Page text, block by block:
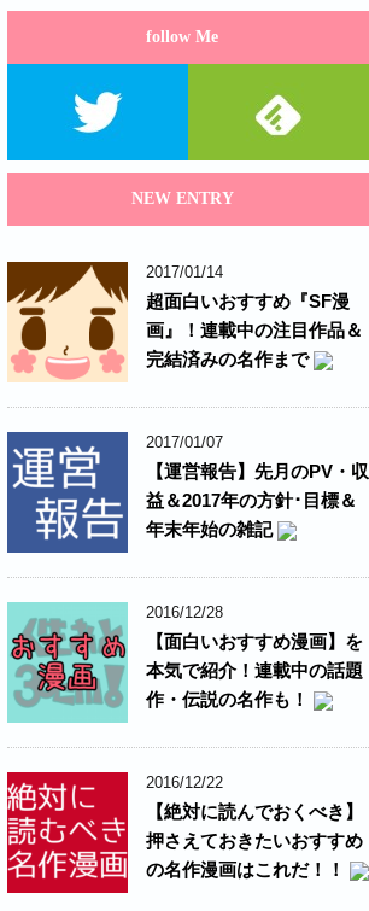
follow Me
NEW ENTRY
2017/01/14
超面白いおすすめ『SF漫
画』！連載中の注目作品＆
完結済みの名作まで
2017/01/07
【運営報告】先月のPV・収
益＆2017年の方針･目標＆
年末年始の雑記
2016/12/28
【面白いおすすめ漫画】を
本気で紹介！連載中の話題
作・伝説の名作も！
2016/12/22
【絶対に読んでおくべき】
押さえておきたいおすすめ
の名作漫画はこれだ！！